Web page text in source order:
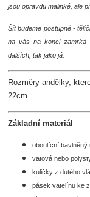
jsou opravdu malinké, ale
Šít budeme postupně -
na vás na konci zamrká
dalších, tak jako já.
Rozměry andělky,
22cm.
Základní materiál
oboulícní bavlněný
vatová nebo
kuličky z dutého
pásek vatelínu ke